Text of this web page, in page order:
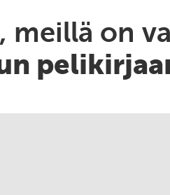
meillä on